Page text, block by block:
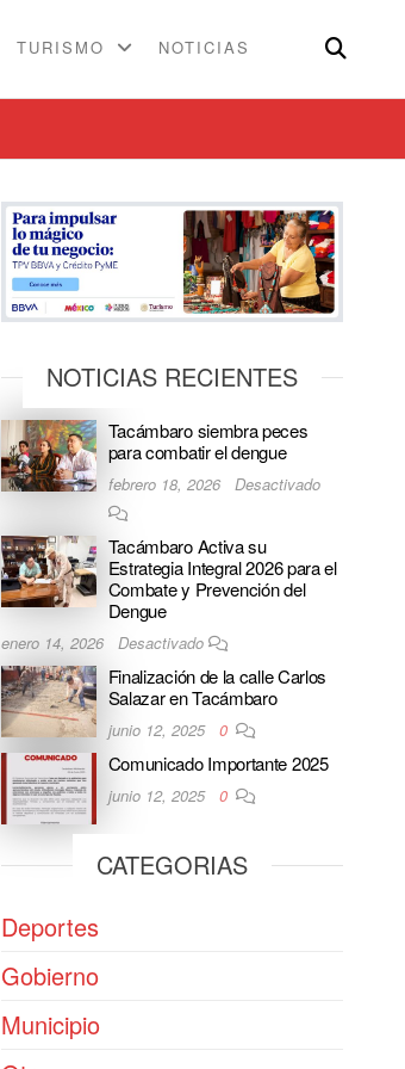
TURISMO NOTICIAS
NOTICIAS RECIENTES
Tacámbaro siembra peces
para combatir el dengue
febrero 18, 2026 Desactivado
Tacámbaro Activa su
Estrategia Integral 2026 para el
Combate y Prevención del
Dengue
enero 14, 2026 Desactivado
Finalización de la calle Carlos
Salazar en Tacámbaro
junio 12, 2025 0
Comunicado Importante 2025
junio 12, 2025 0
CATEGORIAS
Deportes
Gobierno
Municipio